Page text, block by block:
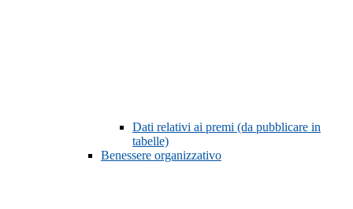
Dati relativi ai premi (da pubblicare in
tabelle)
Benessere organizzativo